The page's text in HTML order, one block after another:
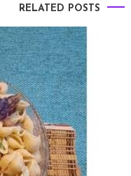
RELATED POSTS